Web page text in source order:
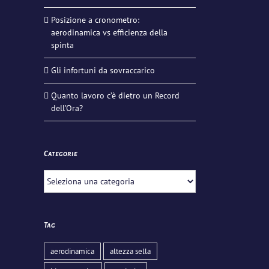
Posizione a cronometro:
aerodinamica vs efficienza della
spinta
Gli infortuni da sovraccarico
Quanto lavoro c’è dietro un Record
dell’Ora?
Categorie
Tag
aerodinamica altezza sella